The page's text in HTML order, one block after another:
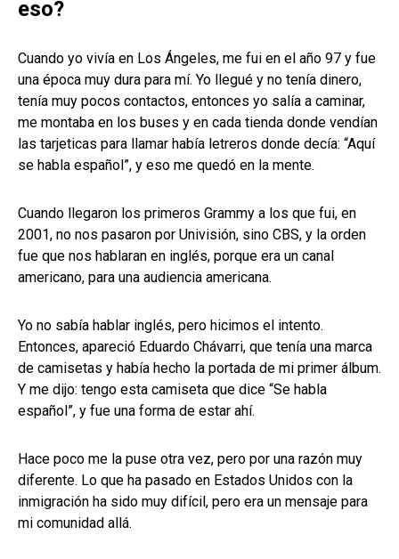
eso?
Cuando yo vivía en Los Ángeles, me fui en el año 97 y fue
una época muy dura para mí. Yo llegué y no tenía dinero,
tenía muy pocos contactos, entonces yo salía a caminar,
me montaba en los buses y en cada tienda donde vendían
las tarjeticas para llamar había letreros donde decía: “Aquí
se habla español”, y eso me quedó en la mente.
Cuando llegaron los primeros Grammy a los que fui, en
2001, no nos pasaron por Univisión, sino CBS, y la orden
fue que nos hablaran en inglés, porque era un canal
americano, para una audiencia americana.
Yo no sabía hablar inglés, pero hicimos el intento.
Entonces, apareció Eduardo Chávarri, que tenía una marca
de camisetas y había hecho la portada de mi primer álbum.
Y me dijo: tengo esta camiseta que dice “Se habla
español”, y fue una forma de estar ahí.
Hace poco me la puse otra vez, pero por una razón muy
diferente. Lo que ha pasado en Estados Unidos con la
inmigración ha sido muy difícil, pero era un mensaje para
mi comunidad allá.